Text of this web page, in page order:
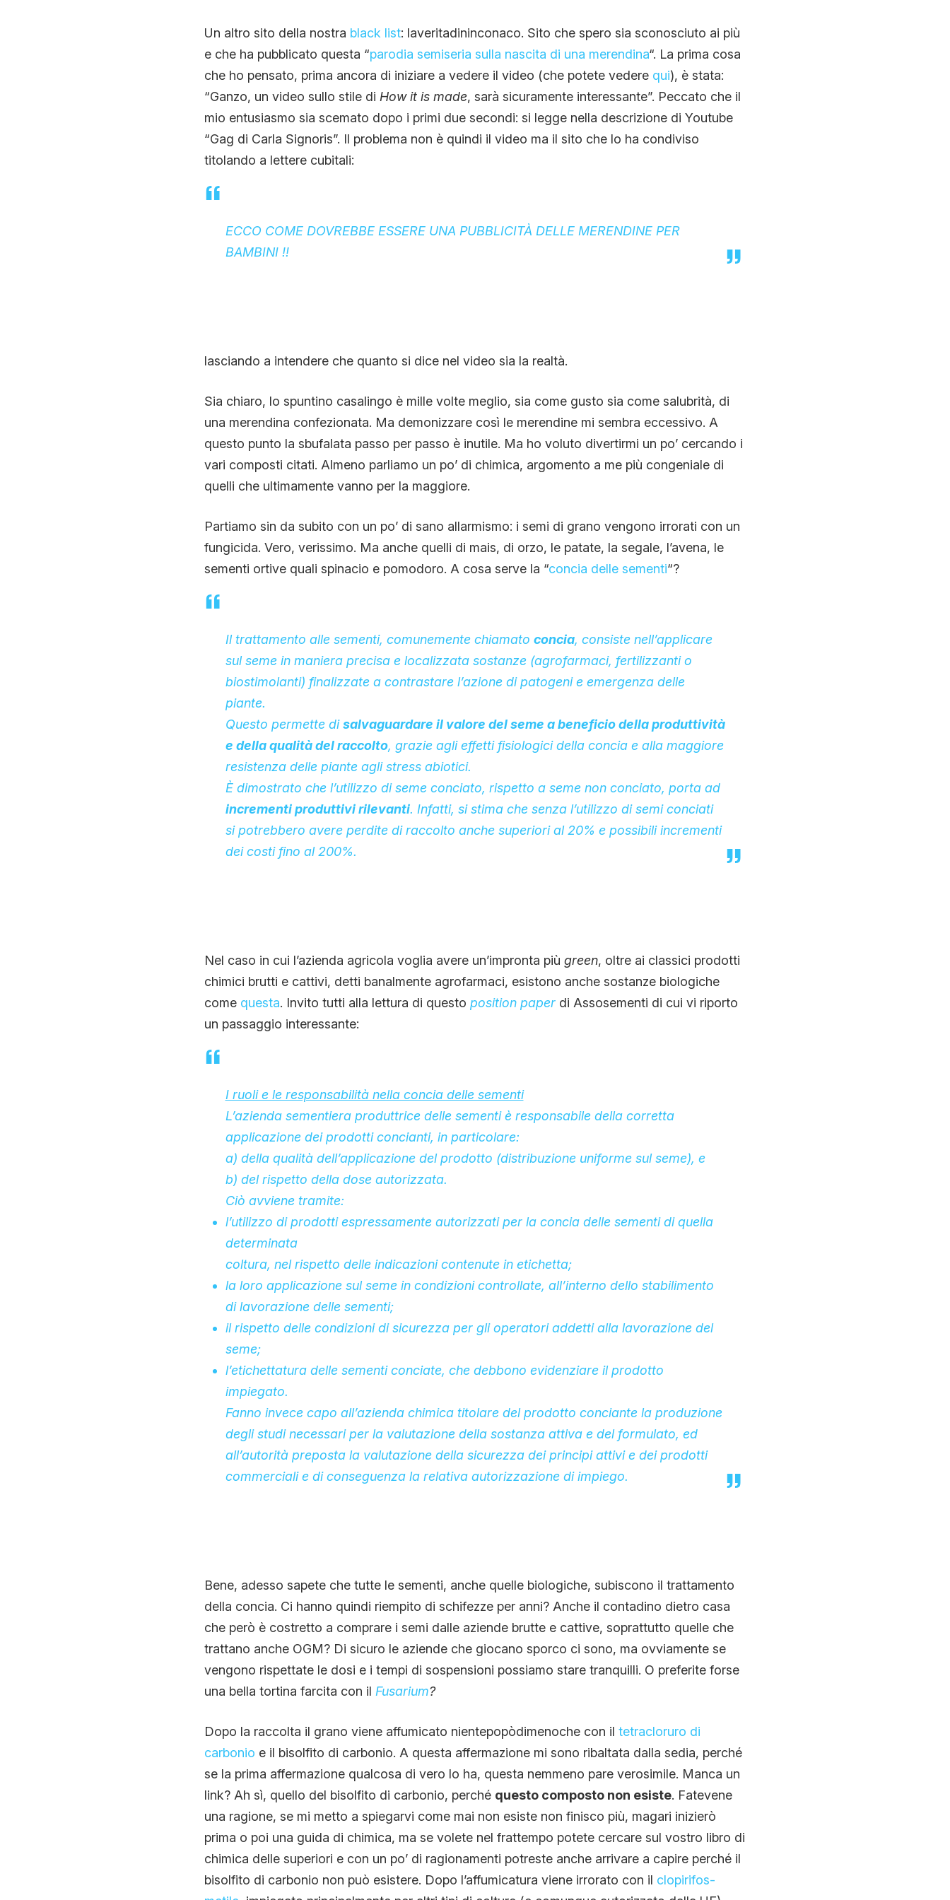
CONTATTI
CHI SIAMO
Un altro sito della nostra black list: laveritadininconaco. Sito che spero sia sconosciuto ai più
e che ha pubblicato questa “parodia semiseria sulla nascita di una merendina“. La prima cosa
che ho pensato, prima ancora di iniziare a vedere il video (che potete vedere qui), è stata:
“Ganzo, un video sullo stile di How it is made, sarà sicuramente interessante”. Peccato che il
mio entusiasmo sia scemato dopo i primi due secondi: si legge nella descrizione di Youtube
“Gag di Carla Signoris”. Il problema non è quindi il video ma il sito che lo ha condiviso
titolando a lettere cubitali:
ECCO COME DOVREBBE ESSERE UNA PUBBLICITÀ DELLE MERENDINE PER
BAMBINI !!
lasciando a intendere che quanto si dice nel video sia la realtà.
Sia chiaro, lo spuntino casalingo è mille volte meglio, sia come gusto sia come salubrità, di
una merendina confezionata. Ma demonizzare così le merendine mi sembra eccessivo. A
questo punto la sbufalata passo per passo è inutile. Ma ho voluto divertirmi un po’ cercando i
vari composti citati. Almeno parliamo un po’ di chimica, argomento a me più congeniale di
quelli che ultimamente vanno per la maggiore.
Partiamo sin da subito con un po’ di sano allarmismo: i semi di grano vengono irrorati con un
fungicida. Vero, verissimo. Ma anche quelli di mais, di orzo, le patate, la segale, l’avena, le
sementi ortive quali spinacio e pomodoro. A cosa serve la “concia delle sementi“?
Il trattamento alle sementi, comunemente chiamato concia, consiste nell’applicare
sul seme in maniera precisa e localizzata sostanze (agrofarmaci, fertilizzanti o
biostimolanti) finalizzate a contrastare l’azione di patogeni e emergenza delle
piante.
Questo permette disalvaguardare il valore del seme a beneficio della produttività
e della qualità del raccolto, grazie agli effetti fisiologici della concia e alla maggiore
resistenza delle piante agli stress abiotici.
È dimostrato che l’utilizzo di seme conciato, rispetto a seme non conciato, porta ad
incrementi produttivi rilevanti. Infatti, si stima che senza l’utilizzo di semi conciati
si potrebbero avere perdite di raccolto anche superiori al 20% e possibili incrementi
dei costi fino al 200%.
Nel caso in cui l’azienda agricola voglia avere un’impronta più green, oltre ai classici prodotti
chimici brutti e cattivi, detti banalmente agrofarmaci, esistono anche sostanze biologiche
come questa. Invito tutti alla lettura di questo position paperdi Assosementi di cui vi riporto
un passaggio interessante:
I ruoli e le responsabilità nella concia delle sementi
L’azienda sementiera produttrice delle sementi è responsabile della corretta
applicazione dei prodotti concianti, in particolare:
a) della qualità dell’applicazione del prodotto (distribuzione uniforme sul seme), e
b) del rispetto della dose autorizzata.
Ciò avviene tramite:
l’utilizzo di prodotti espressamente autorizzati per la concia delle sementi di quella
determinata
coltura, nel rispetto delle indicazioni contenute in etichetta;
la loro applicazione sul seme in condizioni controllate, all’interno dello stabilimento
di lavorazione delle sementi;
il rispetto delle condizioni di sicurezza per gli operatori addetti alla lavorazione del
seme;
l’etichettatura delle sementi conciate, che debbono evidenziare il prodotto
impiegato.
Fanno invece capo all’azienda chimica titolare del prodotto conciante la produzione
degli studi necessari per la valutazione della sostanza attiva e del formulato, ed
all’autorità preposta la valutazione della sicurezza dei principi attivi e dei prodotti
commerciali e di conseguenza la relativa autorizzazione di impiego.
Bene, adesso sapete che tutte le sementi, anche quelle biologiche, subiscono il trattamento
della concia. Ci hanno quindi riempito di schifezze per anni? Anche il contadino dietro casa
che però è costretto a comprare i semi dalle aziende brutte e cattive, soprattutto quelle che
trattano anche OGM? Di sicuro le aziende che giocano sporco ci sono, ma ovviamente se
vengono rispettate le dosi e i tempi di sospensioni possiamo stare tranquilli. O preferite forse
una bella tortina farcita con il Fusarium?
Dopo la raccolta il grano viene affumicato nientepopòdimenoche con il tetracloruro di
carbonio e il bisolfito di carbonio. A questa affermazione mi sono ribaltata dalla sedia, perché
se la prima affermazione qualcosa di vero lo ha, questa nemmeno pare verosimile. Manca un
link? Ah sì, quello del bisolfito di carbonio, perché questo composto non esiste. Fatevene
una ragione, se mi metto a spiegarvi come mai non esiste non finisco più, magari inizierò
prima o poi una guida di chimica, ma se volete nel frattempo potete cercare sul vostro libro di
chimica delle superiori e con un po’ di ragionamenti potreste anche arrivare a capire perché il
bisolfito di carbonio non può esistere. Dopo l’affumicatura viene irrorato con il clopirifos-